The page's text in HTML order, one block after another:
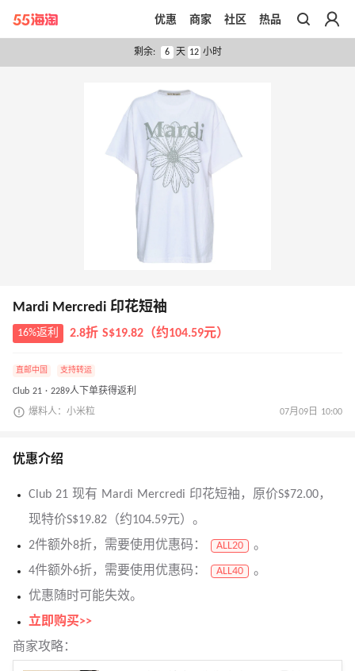
带你去官网买正品
优惠 商家 社区 热品
剩余: 6 天 12 小时
Mardi Mercredi 印花短袖
16%返利 2.8折 S$19.82（约104.59元）
直邮中国 支持转运
Club 21 · 2289人下单获得返利
爆料人：小米粒 07月09日 10:00
优惠介绍
Club 21 现有 Mardi Mercredi 印花短袖，原价S$72.00，
现特价S$19.82（约104.59元）。
2件额外8折，需要使用优惠码：
ALL20
。
4件额外6折，需要使用优惠码：
ALL40
。
优惠随时可能失效。
立即购买>>
商家攻略：